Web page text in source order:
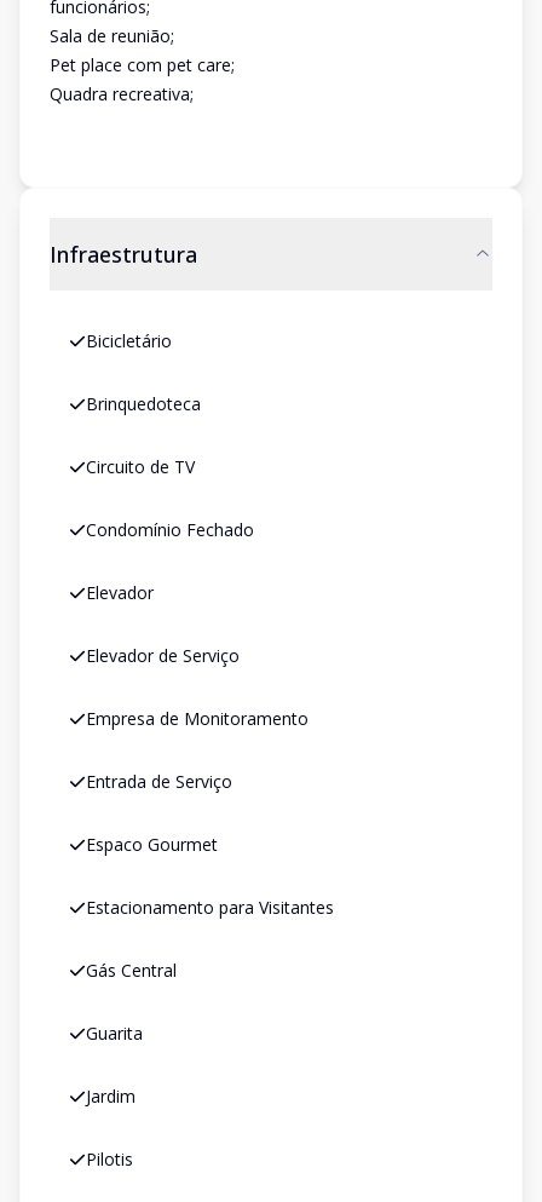
funcionários;
Sala de reunião;
Pet place com pet care;
Quadra recreativa;
Infraestrutura
Bicicletário
Brinquedoteca
Circuito de TV
Condomínio Fechado
Elevador
Elevador de Serviço
Empresa de Monitoramento
Entrada de Serviço
Espaco Gourmet
Estacionamento para Visitantes
Gás Central
Guarita
Jardim
Pilotis